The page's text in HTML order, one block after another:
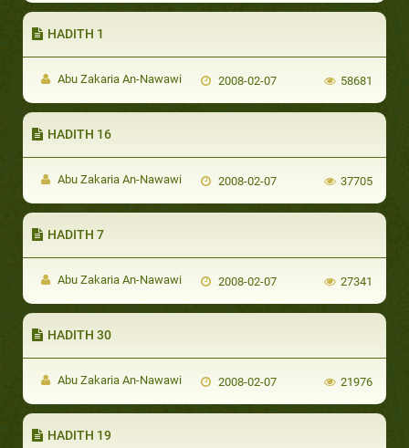
HADITH 1
Abu Zakaria An-Nawawi 2008-02-07 58681
HADITH 16
Abu Zakaria An-Nawawi 2008-02-07 37705
HADITH 7
Abu Zakaria An-Nawawi 2008-02-07 27341
HADITH 30
Abu Zakaria An-Nawawi 2008-02-07 21976
HADITH 19